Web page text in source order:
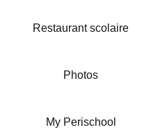
Restaurant scolaire
Photos
My Perischool